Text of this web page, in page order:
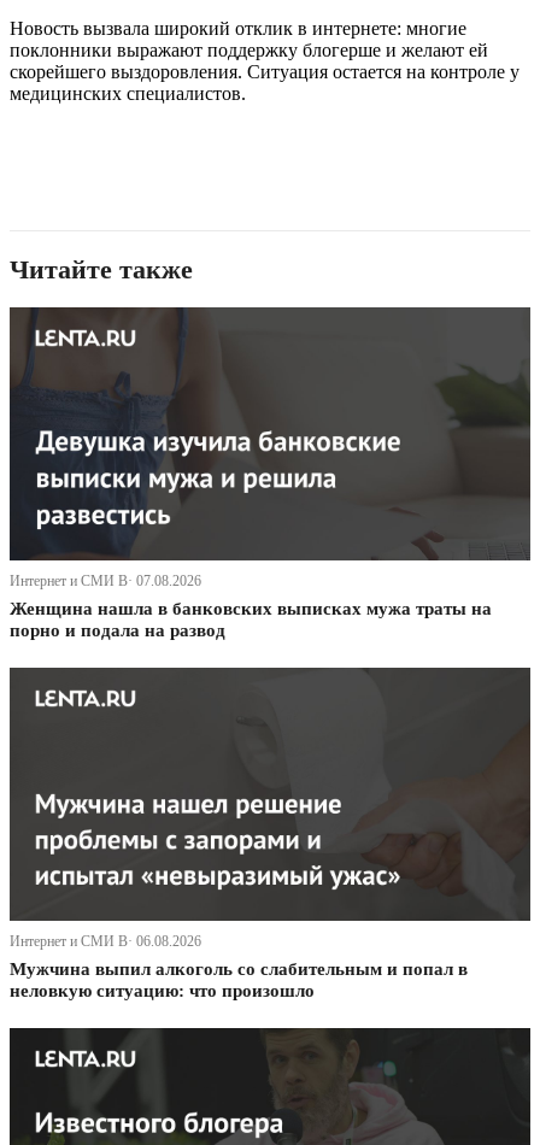
Новость вызвала широкий отклик в интернете: многие
поклонники выражают поддержку блогерше и желают ей
скорейшего выздоровления. Ситуация остается на контроле у
медицинских специалистов.
Читайте также
Интернет и СМИ В· 07.08.2026
Женщина нашла в банковских выписках мужа траты на
порно и подала на развод
Интернет и СМИ В· 06.08.2026
Мужчина выпил алкоголь со слабительным и попал в
неловкую ситуацию: что произошло